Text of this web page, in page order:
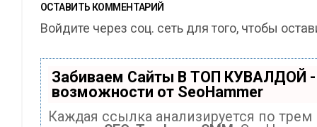
ОСТАВИТЬ КОММЕНТАРИЙ
Войдите через соц. сеть для того, чтобы
Забиваем Сайты В ТОП КУВАЛДОЙ
возможности от SeoHammer
Каждая ссылка анализируется по трем